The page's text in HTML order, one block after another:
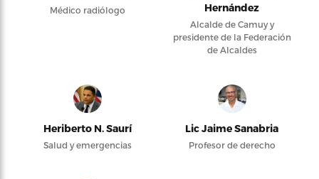
Médico radiólogo
Hernández
Alcalde de Camuy y
presidente de la Federación
de Alcaldes
Heriberto N. Saurí
Salud y emergencias
Lic Jaime Sanabria
Profesor de derecho